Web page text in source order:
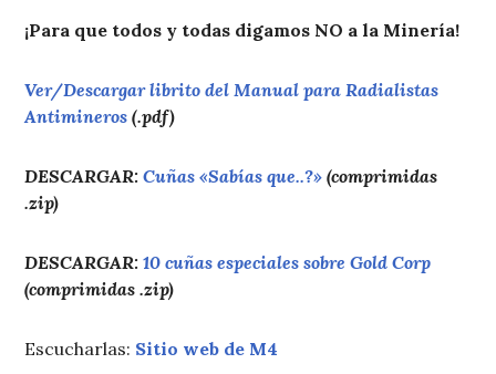
¡Para que todos y todas digamos NO a la Minería!
Ver/Descargar librito del Manual para Radialistas
Antimineros (.pdf)
DESCARGAR:Cuñas «Sabías que..?» (comprimidas
.zip)
DESCARGAR:10 cuñas especiales sobre Gold Corp
(comprimidas .zip)
Escucharlas: Sitio web de M4